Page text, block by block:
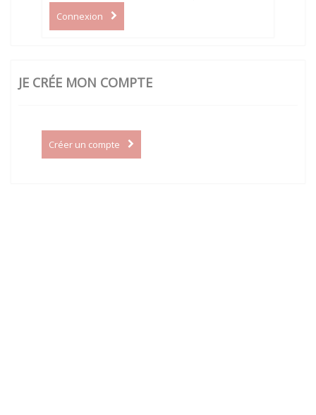
Connexion
JE CRÉE MON COMPTE
Créer un compte